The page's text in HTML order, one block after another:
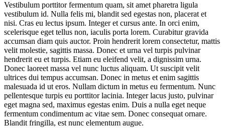
Vestibulum porttitor fermentum quam, sit amet pharetra ligula
vestibulum id. Nulla felis mi, blandit sed egestas non, placerat et
nisi. Cras eu lectus ipsum. Integer et cursus ante. In orci enim,
scelerisque eget tellus non, iaculis porta lorem. Curabitur gravida
accumsan diam quis auctor. Proin hendrerit lorem consectetur, mattis
velit molestie, sagittis massa. Donec et urna vel turpis pulvinar
hendrerit eu et turpis. Etiam eu eleifend velit, a dignissim urna.
Donec laoreet massa vel nunc luctus aliquam. Ut suscipit velit
ultrices dui tempus accumsan. Donec in metus et enim sagittis
malesuada id ut eros. Nullam dictum in metus eu fermentum. Nunc
pellentesque turpis eu porttitor lacinia. Integer lacus justo, pulvinar
eget magna sed, maximus egestas enim. Duis a nulla eget neque
fermentum condimentum ac vitae sem. Donec consequat ornare.
Blandit fringilla, est nunc elementum augue.